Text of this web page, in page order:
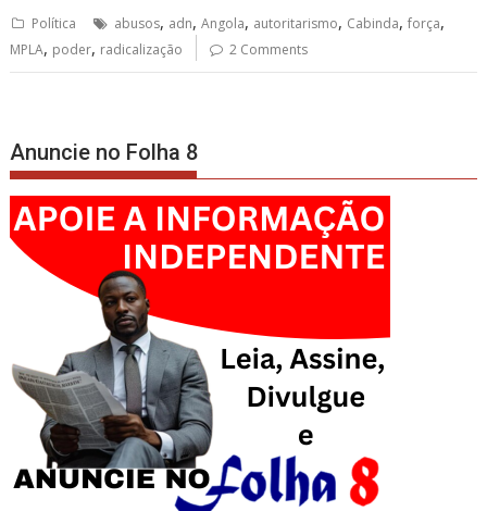
Política abusos, adn,Angola, autoritarismo, Cabinda,força,
MPLA, poder, radicalização 2 Comments
Anuncie no Folha 8